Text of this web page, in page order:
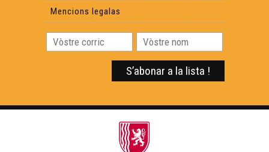
Mencions legalas